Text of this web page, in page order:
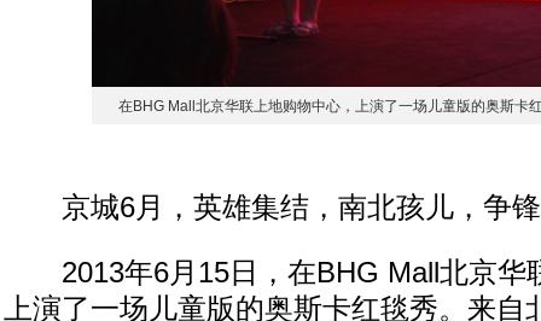
在BHG Mall北京华联上地购物中心，上演了一场儿童版的奥斯卡
京城6月，英雄集结，南北孩儿，争
2013年6月15日，在BHG Mall北京华
上演了一场儿童版的奥斯卡红毯秀。来自